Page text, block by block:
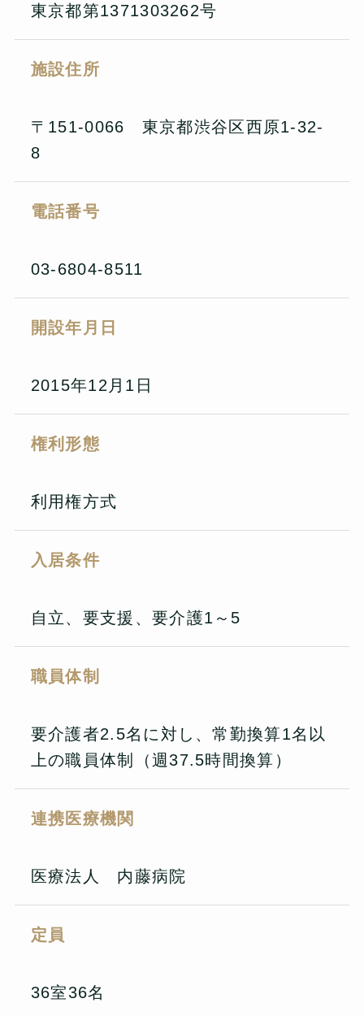
東京都第1371303262号
施設住所
〒151-0066 東京都渋谷区西原1-32-
8
電話番号
03-6804-8511
開設年月日
2015年12月1日
権利形態
利用権方式
入居条件
自立、要支援、要介護1～5
職員体制
要介護者2.5名に対し、常勤換算1名以
上の職員体制（週37.5時間換算）
連携医療機関
医療法人 内藤病院
定員
36室36名